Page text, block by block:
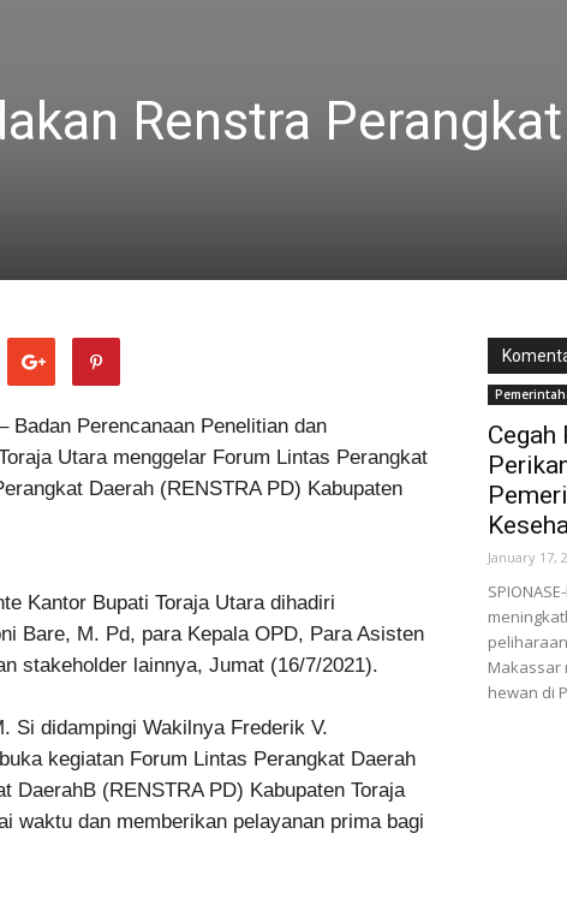
Renstra Perangkat
Badan Perencanaan Penelitian dan
Utara menggelar Forum Lintas Perangkat
Daerah (RENSTRA PD) Kabupaten
Kantor Bupati Toraja Utara dihadiri
Bare, M. Pd, para Kepala OPD, Para Asisten
stakeholder lainnya, Jumat (16/7/2021).
Si didampingi Wakilnya Frederik V.
kegiatan Forum Lintas Perangkat Daerah
DaerahB (RENSTRA PD) Kabupaten Toraja
waktu dan memberikan pelayanan prima bagi
Cegah
January 17,
Makassar
hewan di